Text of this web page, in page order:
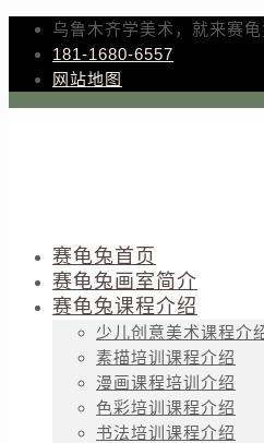
乌鲁木齐学美术，就来赛
181-1680-6557
网站地图
赛龟兔首页
赛龟兔画室简介
赛龟兔课程介绍
少儿创意美术课程介
素描培训课程介绍
漫画课程培训介绍
色彩培训课程介绍
书法培训课程介绍